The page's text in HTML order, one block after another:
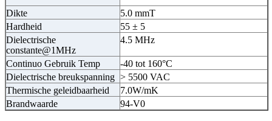
Dikte
5.0 mmT
Hardheid
55 ± 5
Dielectrische
constante@1MHz
4.5 MHz
Continuo Gebruik Temp
-40 tot 160°C
Dielectrische breukspanning > 5500 VAC
Thermische geleidbaarheid
7.0W/mK
Brandwaarde
94-V0